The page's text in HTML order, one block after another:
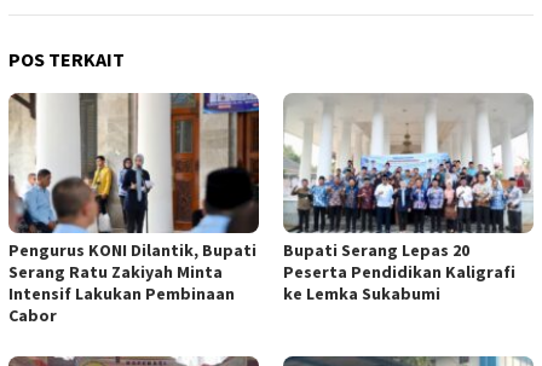
POS TERKAIT
Pengurus KONI Dilantik, Bupati
Serang Ratu Zakiyah Minta
Intensif Lakukan Pembinaan
Cabor
Bupati Serang Lepas 20
Peserta Pendidikan Kaligrafi
ke Lemka Sukabumi